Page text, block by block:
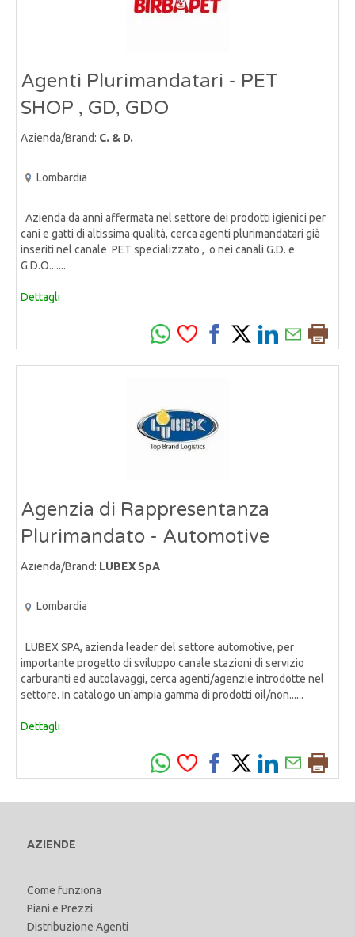
Agenti Plurimandatari - PET
SHOP , GD, GDO
Azienda/Brand: C. & D.
Lombardia
Azienda da anni affermata nel settore dei prodotti igienici per
cani e gatti di altissima qualità, cerca agenti plurimandatari già
inseriti nel canale PET specializzato , o nei canali G.D. e
G.D.O.......
Dettagli
Agenzia di Rappresentanza
Plurimandato - Automotive
Azienda/Brand: LUBEX SpA
Lombardia
LUBEX SPA, azienda leader del settore automotive, per
importante progetto di sviluppo canale stazioni di servizio
carburanti ed autolavaggi, cerca agenti/agenzie introdotte nel
settore. In catalogo un'ampia gamma di prodotti oil/non......
Dettagli
AZIENDE
Come funziona
Piani e Prezzi
Distribuzione Agenti